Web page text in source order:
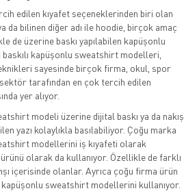
edilen kıyafet seçeneklerinden biri olan
da bilinen diğer adı ile hoodie, birçok amaç
de üzerine baskı yapılabilen kapüşonlu
kapüşonlu sweatshirt modelleri,
sayesinde birçok firma, okul, spor
tarafından en çok tercih edilen
yer alıyor.
modeli üzerine dijital baskı ya da nakış
yazı kolaylıkla basılabiliyor. Çoğu marka
modellerini iş kıyafeti olarak
olarak da kullanıyor. Özellikle de farklı
içerisinde olanlar. Ayrıca çoğu firma ürün
kapüşonlu sweatshirt modellerini kullanıyor.